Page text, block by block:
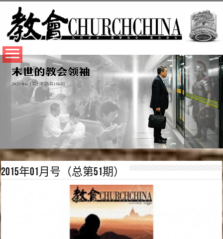
2015年01月号（总第51期）